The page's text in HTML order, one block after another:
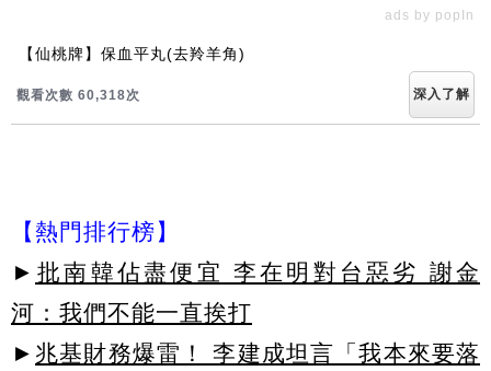
ads by popIn
【仙桃牌】保血平丸(去羚羊角)
觀看次數 60,319次 深入了解
【熱門排行榜】
► 批南韓佔盡便宜 李在明對台惡劣 謝金
河：我們不能一直挨打
► 兆基財務爆雷！ 李建成坦言「我本來要落